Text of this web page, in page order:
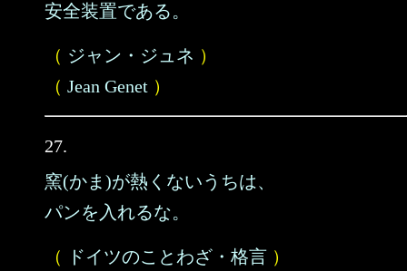
安全装置である。
（ ジャン・ジュネ ）
（ Jean Genet ）
27.
窯(かま)が熱くないうちは、
パンを入れるな。
（ ドイツのことわざ・格言 ）